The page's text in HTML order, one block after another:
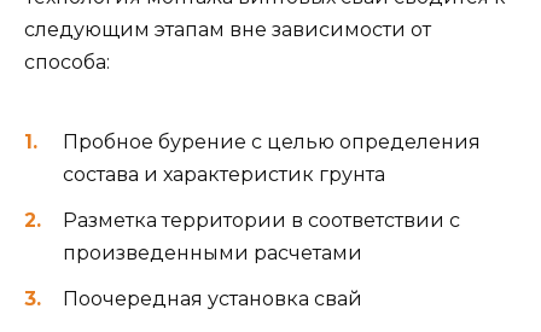
следующим этапам вне зависимости от
способа:
Пробное бурение с целью определения
состава и характеристик грунта
Разметка территории в соответствии с
произведенными расчетами
Поочередная установка свай